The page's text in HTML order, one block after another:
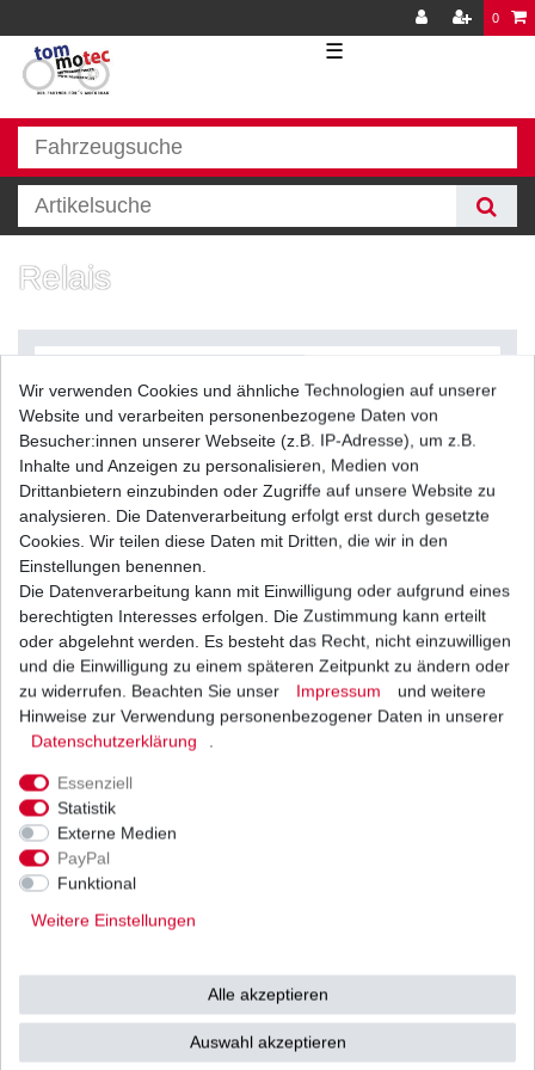
0
☰
Relais
Filter
Blinkrelais Suzuki GSX-R 600 AD B2 BG C3 CE
CV 1998 - 2019
UVP 43,00 € 28,90 € *
1 Stück | 28,90 € / Stück
inkl. ges. MwSt. zzgl.
Versand
Ab einem Warenwert von
500 Euro versenden wir
53783 Eitorf (
unbedingt Termin
Wir verwenden Cookies und ähnliche Technologien auf unserer
Website und verarbeiten personenbezogene Daten von
Besucher:innen unserer Webseite (z.B. IP-Adresse), um z.B.
Inhalte und Anzeigen zu personalisieren, Medien von
Drittanbietern einzubinden oder Zugriffe auf unsere Website zu
analysieren. Die Datenverarbeitung erfolgt erst durch gesetzte
Cookies. Wir teilen diese Daten mit Dritten, die wir in den
Einstellungen benennen.
Die Datenverarbeitung kann mit Einwilligung oder aufgrund eines
berechtigten Interesses erfolgen. Die Zustimmung kann erteilt
oder abgelehnt werden. Es besteht das Recht, nicht einzuwilligen
und die Einwilligung zu einem späteren Zeitpunkt zu ändern oder
zu widerrufen. Beachten Sie unser
Impressum
und weitere
Hinweise zur Verwendung personenbezogener Daten in unserer
Daten­schutz­erklärung
Essenziell
Statistik
Externe Medien
PayPal
Funktional
Weitere Einstellungen
Alle akzeptieren
Auswahl akzeptieren